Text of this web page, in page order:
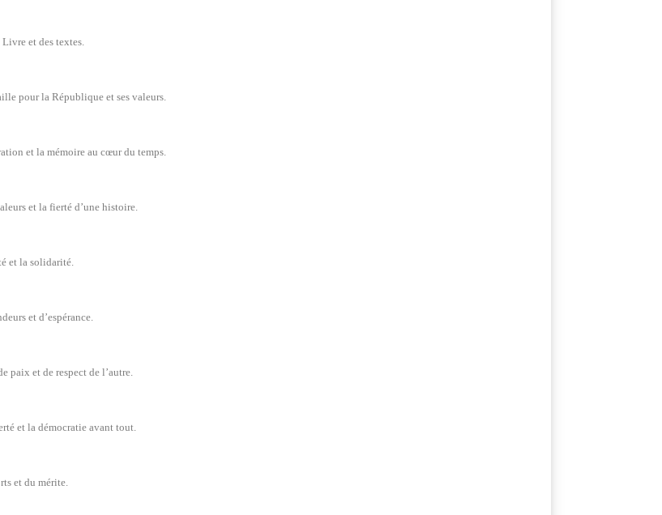
et des textes.
pour la République et ses valeurs.
et la mémoire au cœur du temps.
et la fierté d’une histoire.
et la solidarité.
et d’espérance.
paix et de respect de l’autre.
et la démocratie avant tout.
et du mérite.